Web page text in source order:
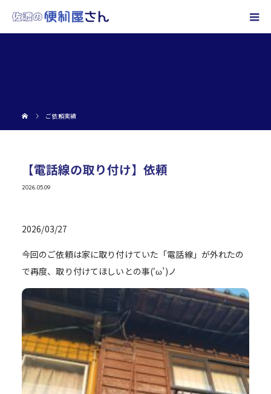
ご依頼実績
【電話線の取り付け】依頼
2026.05.09
2026/03/27
今回のご依頼は家に取り付けていた「電話線」が外れたの
で再度、取り付けてほしいとの事(‘ω’)ノ